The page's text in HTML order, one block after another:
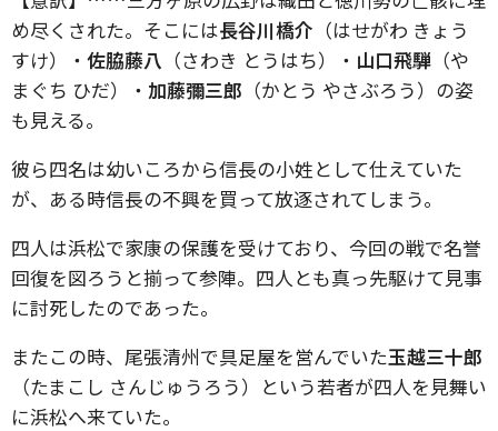
め尽くされた。そこには長谷川橋介 （はせがわ きょう
すけ）・ 佐脇藤八 （さわき とうはち）・ 山口飛騨 （や
まぐち ひだ）・ 加藤彌三郎 （かとう やさぶろう）の姿
も見える。
彼ら四名は幼いころから信長の小姓として仕えていた
が、ある時信長の不興を買って放逐されてしまう。
四人は浜松で家康の保護を受けており、今回の戦で名誉
回復を図ろうと揃って参陣。四人とも真っ先駆けて見事
に討死したのであった。
またこの時、尾張清州で具足屋を営んでいた玉越三十郎
（たまこし さんじゅうろう）という若者が四人を見舞い
に浜松へ来ていた。